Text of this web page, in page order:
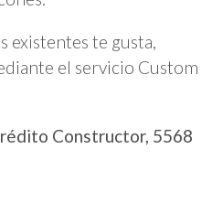
existentes te gusta,
el servicio Custom
Constructor, 5568